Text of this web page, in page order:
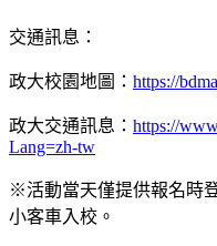
交通訊息：
政大校園地圖： https://
政大交通訊息： https://
Lang=zh-tw
※活動當天僅提供報名時
小客車入校。